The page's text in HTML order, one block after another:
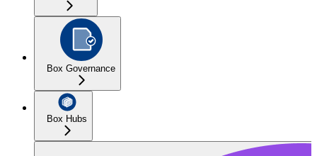
Box Governance
Box Hubs